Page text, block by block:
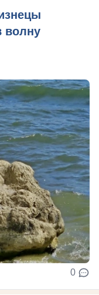
волну
0